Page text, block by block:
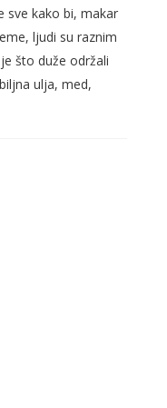
sve kako bi, makar
ljudi su raznim
što duže održali
ulja, med,